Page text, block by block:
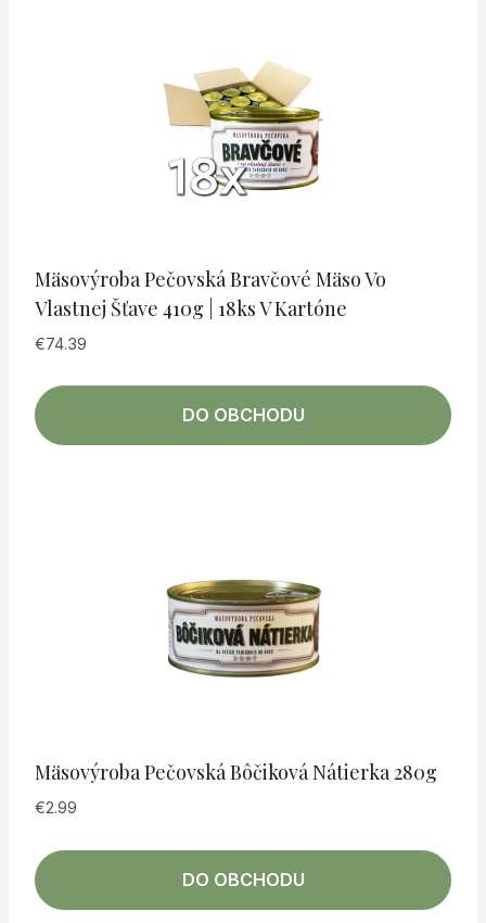
Mäsovýroba Pečovská Bravčové Mäso Vo
Vlastnej Šťave 410g | 18ks V Kartóne
€74.39
DO OBCHODU
Mäsovýroba Pečovská Bôčiková Nátierka 280g
€2.99
DO OBCHODU